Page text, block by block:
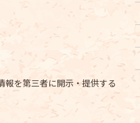
報を第三者に開示・提供する